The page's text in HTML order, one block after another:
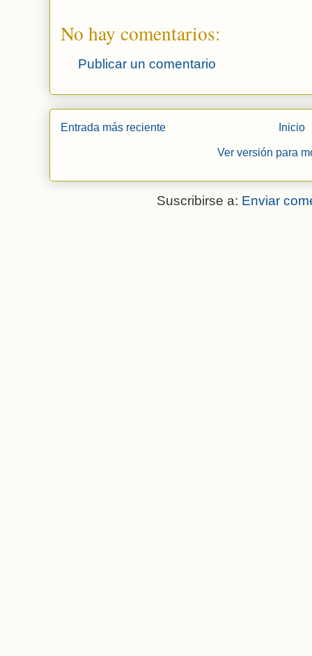
No hay comentarios:
Publicar un comentario
Entrada más reciente Inicio
Ver versión para
Suscribirse a: Enviar